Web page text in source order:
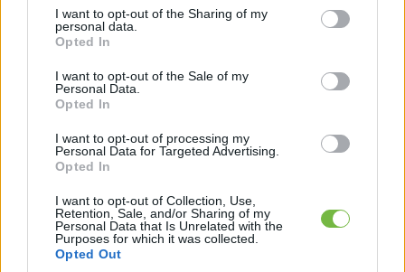
not limited to your visit or usage behaviour. You may click to
grant or deny consent to Google and its third-party tags to
use your data for below specified purposes in below Google
consent section.
I want to opt-out of the Sharing of my
personal data.
Opted In
I want to opt-out of the Sale of my
Personal Data.
Opted In
I want to opt-out of processing my
Personal Data for Targeted Advertising.
Opted In
I want to opt-out of Collection, Use,
Retention, Sale, and/or Sharing of my
Personal Data that Is Unrelated with the
Purposes for which it was collected.
Opted Out
Így kell fogyni változó korban!
Mit szabad enni este 6 után?
5 diétásnak hitt étel, ami valójában csak kilókat
pakol Rád!